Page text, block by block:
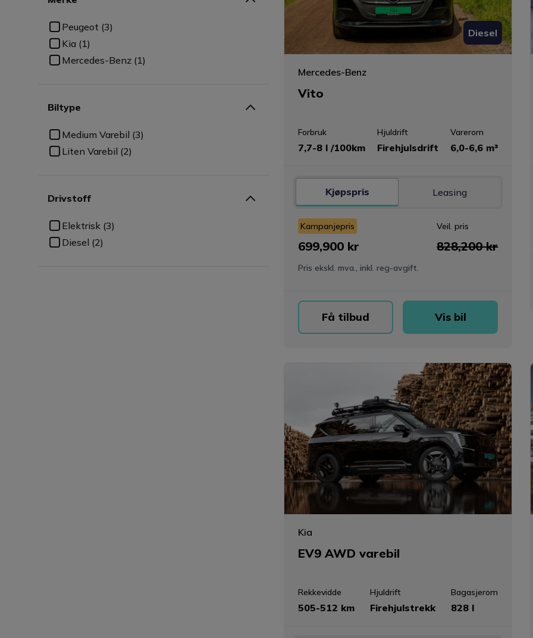
Peugeot (3)
Kia (1)
Mercedes-Benz (1)
Biltype
Medium Varebil (3)
Liten Varebil (2)
Drivstoff
Elektrisk (3)
Diesel (2)
Diesel
Mercedes-Benz
Vito
Forbruk
7,7-8 l /100km
Hjuldrift
Firehjulsdrift
Varerom
6,0-6,6 m³
Kjøpspris Leasing
Kampanjepris
699,900 kr
Veil. pris
828,200 kr
Pris ekskl. mva., inkl. reg-avgift.
Få tilbud Vis bil
Kia
EV9 AWD varebil
Rekkevidde
505-512 km
Hjuldrift
Firehjulstrekk
Bagasjerom
828 l